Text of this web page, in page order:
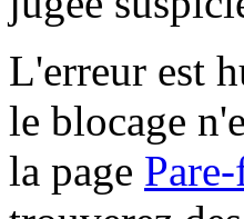
L'erreur est
le blocage
la page